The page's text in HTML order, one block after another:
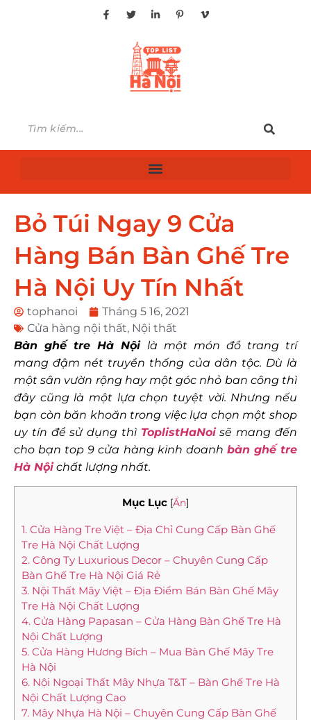
Bỏ Túi Ngay 9 Cửa
Hàng Bán Bàn Ghế Tre
Hà Nội Uy Tín Nhất
tophanoi
Tháng 5 16, 2021
Cửa hàng nội thất, Nội thất
Bàn ghế tre Hà Nộilà một món đồ trang trí
mang đậm nét truyền thống của dân tộc. Dù là
một sân vườn rộng hay một góc nhỏ ban công thì
đây cũng là một lựa chọn tuyệt vời. Nhưng nếu
bạn còn băn khoăn trong việc lựa chọn một shop
uy tín để sử dụng thì ToplistHaNoisẽ mang đến
cho bạn top 9 cửa hàng kinh doanh bàn ghế tre
Hà Nộichất lượng nhất.
Mục Lục [Ẩn]
1. Cửa Hàng Tre Việt – Địa Chỉ Cung Cấp Bàn Ghế
Tre Hà Nội Chất Lượng
2. Công Ty Luxurious Decor – Chuyên Cung Cấp
Bàn Ghế Tre Hà Nội Giá Rẻ
3. Nội Thất Mây Việt – Địa Điểm Bán Bàn Ghế Mây
Tre Hà Nội Chất Lượng
4. Cửa Hàng Papasan – Cửa Hàng Bàn Ghế Tre Hà
Nội Chất Lượng
5. Cửa Hàng Hương Bích – Mua Bàn Ghế Mây Tre
Hà Nội
6. Nội Ngoại Thất Mây Nhựa T&T – Bàn Ghế Tre Hà
Nội Chất Lượng Cao
7. Mây Nhựa Hà Nội – Chuyên Cung Cấp Bàn Ghế